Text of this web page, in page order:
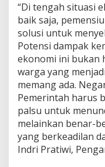
“Di tengah situasi
baik saja,
solusi untuk
Potensi dampak
ekonomi ini bukan
warga yang
memang ada.
Pemerintah harus
palsu untuk
melainkan benar-
yang berkeadilan
Indri Pratiwi,